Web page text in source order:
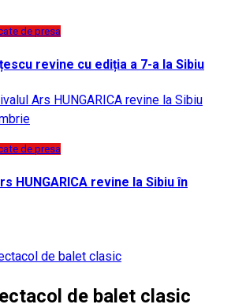
de presa
revine cu ediția a 7-a la Sibiu
de presa
HUNGARICA revine la Sibiu în
de balet clasic
de balet clasic